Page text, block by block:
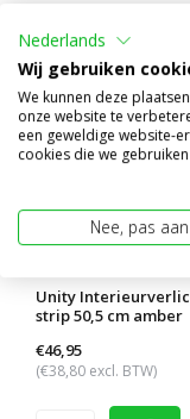
Unity
strip 50,5 cm amber
€46,95
(€38,80 excl. BTW)
Nederlands
Wij gebruiken
We kunnen deze
onze website te
een geweldige website-
cookies die we
Nee, pas aan